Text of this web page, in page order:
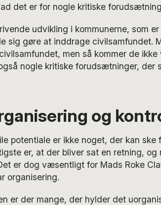
det er for nogle kritiske
udvikling i kommunerne, som
sig gøre at inddrage civilsamfundet.
men så kommer de ikke
nogle kritiske forudsætninger, der
og
potentiale er ikke noget, der kan ske
er, at der bliver sat en retning, og
er dog væsentligt for Mads Roke
organisering.
er der mange, der hylder det